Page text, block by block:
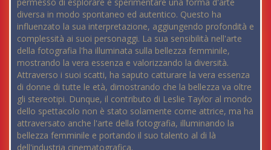
diversa in modo spontaneo ed autentico. Questo ha
influenzato la sua interpretazione, aggiungendo profondità e
complessità ai suoi personaggi. La sua sensibilità nell'arte
della fotografia l'ha illuminata sulla bellezza femminile,
mostrando la vera essenza e valorizzando la diversità.
Attraverso i suoi scatti, ha saputo catturare la vera essenza
di donne di tutte le età, dimostrando che la bellezza va oltre
gli stereotipi. Dunque, il contributo di Leslie Taylor al mondo
dello spettacolo non è stato solamente come attrice, ma ha
attraversato anche l'arte della fotografia, illuminando la
bellezza femminile e portando il suo talento al di là
dell'industria cinematografica.